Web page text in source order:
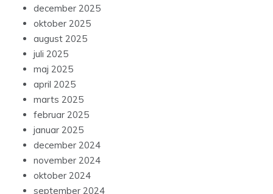
december 2025
oktober 2025
august 2025
juli 2025
maj 2025
april 2025
marts 2025
februar 2025
januar 2025
december 2024
november 2024
oktober 2024
september 2024